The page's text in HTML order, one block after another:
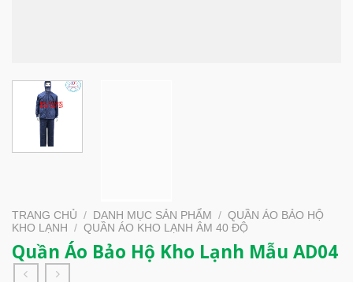
TRANG CHỦ / DANH MỤC SẢN PHẨM / QUẦN ÁO BẢO HỘ
KHO LẠNH
/ QUẦN ÁO KHO LẠNH ÂM 40 ĐỘ
Quần Áo Bảo Hộ Kho Lạnh Mẫu AD04